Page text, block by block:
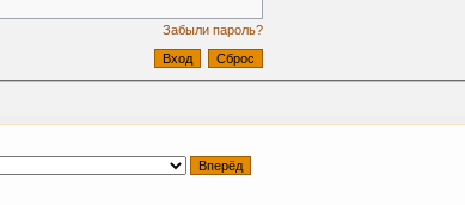
Забыли пароль?